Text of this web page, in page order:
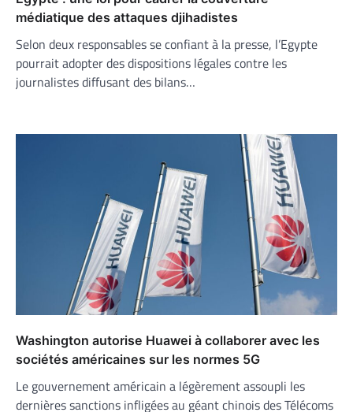
médiatique des attaques djihadistes
Selon deux responsables se confiant à la presse, l’Egypte
pourrait adopter des dispositions légales contre les
journalistes diffusant des bilans…
Washington autorise Huawei à collaborer avec les
sociétés américaines sur les normes 5G
Le gouvernement américain a légèrement assoupli les
dernières sanctions infligées au géant chinois des Télécoms